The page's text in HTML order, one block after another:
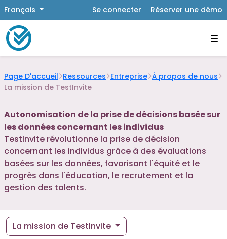
Français Se connecter Réserver une démo
Page D'accueil Ressources Entreprise À propos de nous
La mission de TestInvite
Autonomisation de la prise de décisions basée sur
les données concernant les individus
TestInvite révolutionne la prise de décision
concernant les individus grâce à des évaluations
basées sur les données, favorisant l'équité et le
progrès dans l'éducation, le recrutement et la
gestion des talents.
La mission de TestInvite